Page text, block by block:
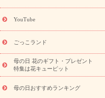
(トルコキキョウ)
9月の誕
ら探す
お祝いの花特集
念日
結婚祝い 出産祝い
寿祝い
プチギフト ペッ
供え・お悔やみ商品一覧
YouTube
ごっこランド
母の日 花のギフト・プレゼント
特集は花キューピット
母の日おすすめランキング